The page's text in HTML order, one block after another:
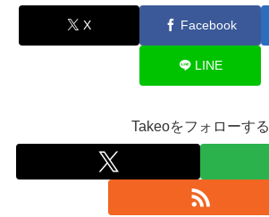
X Facebook
LINE
Takeoをフォローする